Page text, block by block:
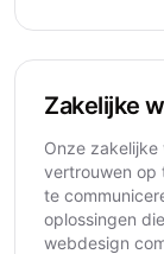
Zakelijke
Onze
vertrouwen op
te
oplossingen
webdesign